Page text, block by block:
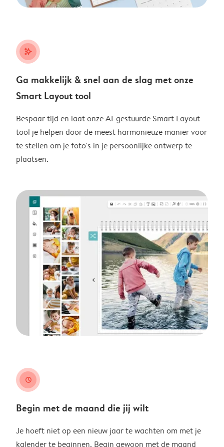
stars_plus
Ga makkelijk & snel aan de slag met onze
Smart Layout tool
Bespaar tijd en laat onze AI-gestuurde Smart Layout
tool je helpen door de meest harmonieuze manier voor
te stellen om je foto's in je persoonlijke ontwerp te
plaatsen.
clock
Begin met de maand die jij wilt
Je hoeft niet op een nieuw jaar te wachten om met je
kalender te beginnen. Begin gewoon met de maand